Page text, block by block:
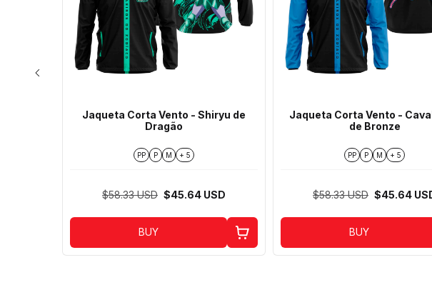
Jaqueta Corta Vento - Shiryu de
Dragão
PP P M + 5
$58.33 USD $45.64 USD
BUY
Jaqueta Corta Vento -
de Bronze
PP P M + 5
$58.33 USD $45.64
BUY